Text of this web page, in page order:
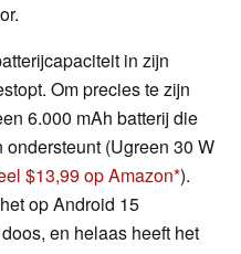
in zijn
Om precies te zijn
6.000 mAh batterij die
(Ugreen 30 W
$13,99 op Amazon ).
op Android 15
en helaas heeft het